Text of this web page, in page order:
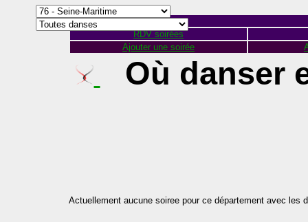
RDV soirées
Ajouter une soirée
Où danser
Actuellement aucune soiree pour ce département avec